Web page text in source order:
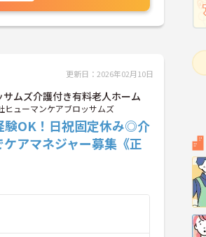
更新日：2026年02月10日
ムズ介護付き有料老人ホーム
ヒューマンケアブロッサムズ
験OK！日祝固定休み◎介
アマネジャー募集《正